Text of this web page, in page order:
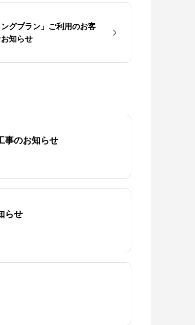
ングプラン」ご利用のお客
知らせ
事のお知らせ
らせ